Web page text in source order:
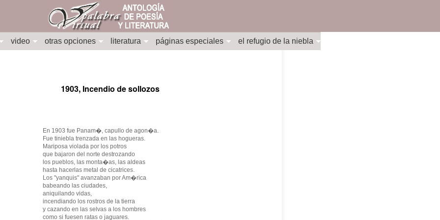
video otras opciones literatura páginas especiales el refugio de la niebla
1903, Incendio de sollozos
En 1903 fue Panam�, capullo de agon�a.
Fue tiniebla trenzada en las hogueras.
Mariposa violada por los potros
que bajaron del norte destrozando
los pueblos, las monta�as, las aldeas
hasta hacerlas metal de cicatrices.
Los "yanquis" avanzaban por Am�rica
babeando las ciudades,
aniquilando vidas,
incendiando los rostros de la tierra
y cazando en las selvas a los hombres
como si fuesen ratas o jaguares.